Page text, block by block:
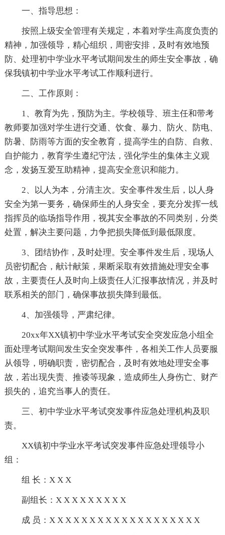
一、指导思想：
按照上级安全管理有关规定，本着对学生高度负责的
精神，加强领导，精心组织，周密安排，及时有效地预
防、处理初中学业水平考试期间发生的师生安全事故，确
保我镇初中学业水平考试工作顺利进行。
二、工作原则：
1、教育为先，预防为主。学校领导、班主任和带考
教师要加强对学生进行交通、饮食、暴力、防火、防电、
防暑、防雨等方面的安全教育，提高学生的自防、自救、
自护能力，教育学生遵纪守法，强化学生的集体主义观
念，发扬互爱互助精神，提高安全意识和能力。
2、以人为本，分清主次。安全事件发生后，以人身
安全为第一要务，确保师生的人身安全，要充分发挥一线
指挥员的临场指导作用，视其安全事故的不同类别，分类
处置，解决主要问题，力争把损失降低到最低限度。
3、团结协作，及时处理。安全事件发生后，现场人
员密切配合，献计献策，果断采取有效措施处理安全事
故，主要责任人及时向上级责任人汇报事故情况，并及时
联系相关的部门，确保事故损失降到最低。
4、加强领导，严肃纪律。
20xx年XX镇初中学业水平考试安全突发应急小组全
面处理考试期间发生安全突发事件，各相关工作人员要服
从领导，明确职责，密切配合，及时有效地处理安全事
故，若出现失责、推诿等现象，造成师生人身伤亡、财产
损失的，追究当事人的责任。
三、初中学业水平考试突发事件应急处理机构及职
责。
XX镇初中学业水平考试突发事件应急处理领导小
组：
组 长：X X X
副组长：X X X X X X X X X
成 员：X X X X X X X X X X X X X X X X X X X